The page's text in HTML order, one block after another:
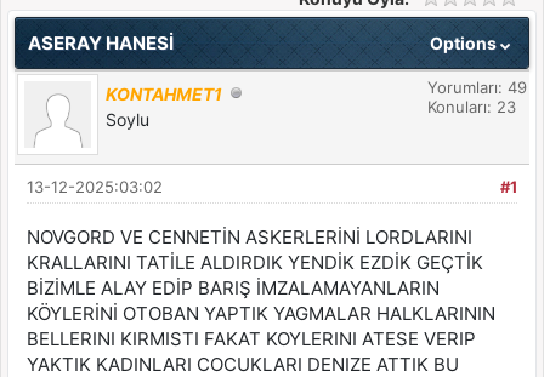
Options
ASERAY HANESİ
KONTAHMET1
Soylu
Yorumları: 49
Konuları: 23
#1
13-12-2025:03:02
NOVGORD VE CENNETİN ASKERLERİNİ LORDLARINI
KRALLARINI TATİLE ALDIRDIK YENDİK EZDİK GEÇTİK
BİZİMLE ALAY EDİP BARIŞ İMZALAMAYANLARIN
KÖYLERİNİ OTOBAN YAPTIK YAGMALAR HALKLARININ
BELLERINI KIRMISTI FAKAT KOYLERINI ATESE VERIP
YAKTIK KADINLARI COCUKLARI DENIZE ATTIK BU